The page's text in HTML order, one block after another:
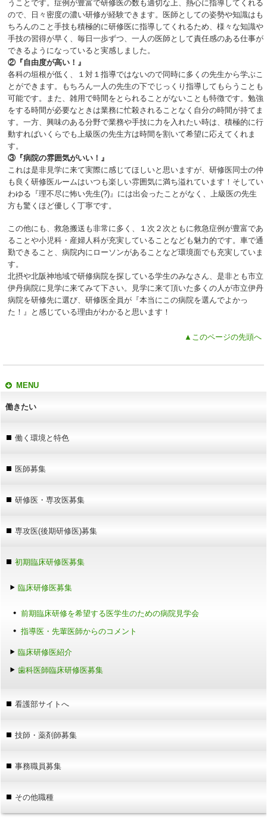
うことです。症例が豊富で研修医の数も適切な上、熱心に指導してくれる
ので、日々密度の濃い研修が経験できます。医師としての姿勢や知識はも
ちろんのこと手技も積極的に研修医に指導してくれるため、様々な知識や
手技の習得が早く、毎日一歩ずつ、一人の医師として責任感のある仕事が
できるようになっていると実感しました。
②『自由度が高い！』
各科の垣根が低く、１対１指導ではないので同時に多くの先生から学ぶこ
とができます。もちろん一人の先生の下でじっくり指導してもらうことも
可能です。また、雑用で時間をとられることがないことも特徴です。勉強
をする時間が必要なときは業務に忙殺されることなく自分の時間が持てま
す。一方、興味のある分野で業務や手技に力を入れたい時は、積極的に行
動すればいくらでも上級医の先生方は時間を割いて希望に応えてくれま
す。
③『病院の雰囲気がいい！』
これは是非見学に来て実際に感じてほしいと思いますが、研修医同士の仲
も良く研修医ルームはいつも楽しい雰囲気に満ち溢れています！そしてい
わゆる『理不尽に怖い先生(?)』には出会ったことがなく、上級医の先生
方も驚くほど優しく丁寧です。
この他にも、救急搬送も非常に多く、１次２次ともに救急症例が豊富であ
ることや小児科・産婦人科が充実していることなども魅力的です。車で通
勤できること、病院内にローソンがあることなど環境面でも充実していま
す。
北摂や北阪神地域で研修病院を探している学生のみなさん、是非とも市立
伊丹病院に見学に来てみて下さい。見学に来て頂いた多くの人が市立伊丹
病院を研修先に選び、研修医全員が『本当にこの病院を選んでよかっ
た！』と感じている理由がわかると思います！
▲このページの先頭へ
MENU
働きたい
働く環境と特色
医師募集
研修医・専攻医募集
専攻医(後期研修医)募集
初期臨床研修医募集
臨床研修医募集
前期臨床研修を希望する医学生のための病院見学会
指導医・先輩医師からのコメント
臨床研修医紹介
歯科医師臨床研修医募集
看護部サイトへ
技師・薬剤師募集
事務職員募集
その他職種